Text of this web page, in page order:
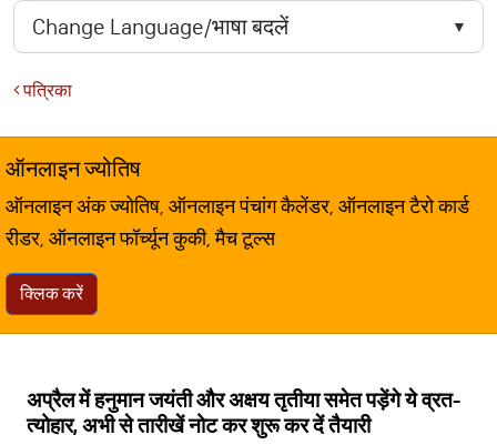
पत्रिका
ऑनलाइन ज्योतिष
ऑनलाइन अंक ज्योतिष, ऑनलाइन पंचांग कैलेंडर, ऑनलाइन टैरो कार्ड
रीडर, ऑनलाइन फॉर्च्यून कुकी, मैच टूल्स
क्लिक करें
अप्रैल में हनुमान जयंती और अक्षय तृतीया समेत पड़ेंगे ये व्रत-
त्योहार, अभी से तारीखें नोट कर शुरू कर दें तैयारी